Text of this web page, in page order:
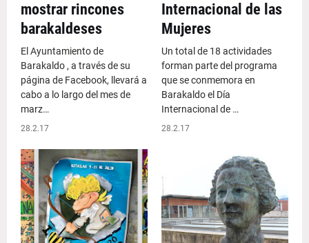
mostrar rincones
barakaldeses
El Ayuntamiento de
Barakaldo , a través de su
página de Facebook, llevará a
cabo a lo largo del mes de
marz…
28.2.17
Internacional de las
Mujeres
Un total de 18 actividades
forman parte del programa
que se conmemora en
Barakaldo el Día
Internacional de …
28.2.17